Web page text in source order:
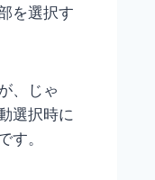
を選択す
、じゃ
選択時に
す。